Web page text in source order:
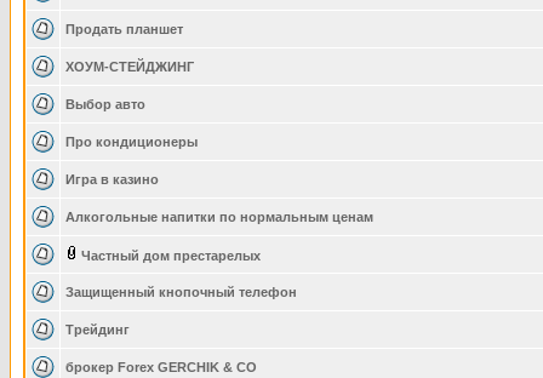
Продать планшет
ХОУМ-СТЕЙДЖИНГ
Выбор авто
Про кондиционеры
Игра в казино
Алкогольные напитки по нормальным ценам
Частный дом престарелых
Защищенный кнопочный телефон
Трейдинг
брокер Forex GERCHIK & CO